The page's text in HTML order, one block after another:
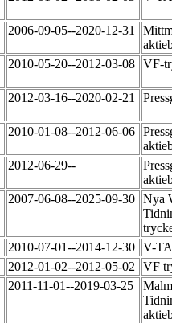
2006-09-05--2020-12-31
2010-05-20--2012-03-08 VF-
2012-03-16--2020-02-21
2010-01-08--2012-06-06
2012-06-29--
2007-06-08--2025-09-30 Nya
2010-07-01--2014-12-30 V-
2012-01-02--2012-05-02
VF
2011-11-01--2019-03-25